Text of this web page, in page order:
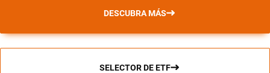
DESCUBRA MÁS
SELECTOR DE ETF